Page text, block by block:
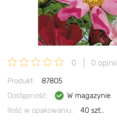
0 0 opinii
Produkt:
87805
Dostępność:
W magazynie
Ilość w opakowaniu:
40 szt..